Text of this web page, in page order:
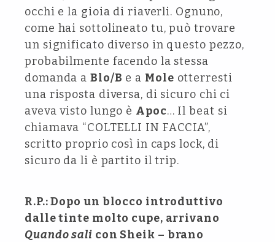
occhi e la gioia di riaverli. Ognuno,
come hai sottolineato tu, può trovare
un significato diverso in questo pezzo,
probabilmente facendo la stessa
domanda aBlo/B e a Mole otterresti
una risposta diversa, di sicuro chi ci
aveva visto lungo è Apoc… Il beat si
chiamava “COLTELLI IN FACCIA”,
scritto proprio così in caps lock, di
sicuro da li è partito il trip.
R.P.: Dopo un blocco introduttivo
dalle tinte molto cupe, arrivano
Quando sali con Sheik – brano